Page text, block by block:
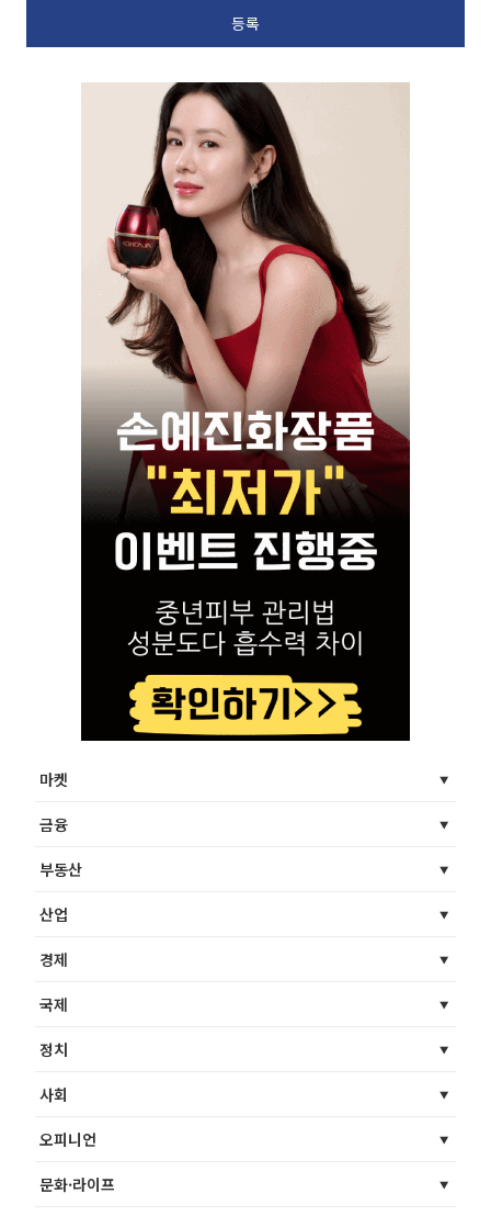
마켓
금융
부동산
산업
경제
국제
정치
사회
오피니언
문화·라이프